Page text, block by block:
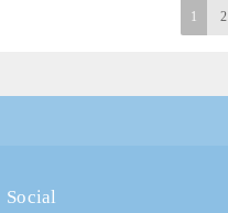
1 2
Social